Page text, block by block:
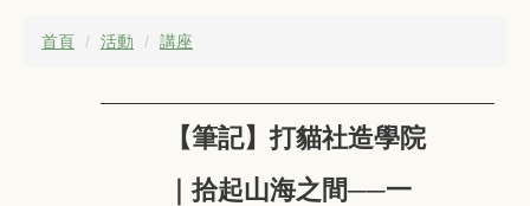
首頁 活動 講座
【筆記】打貓社造學院
｜拾起山海之間──一